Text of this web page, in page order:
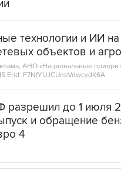
технологии и ИИ
объектов и
АНО «Национальные
Erid: F7NfYUJCUneVdwcydK6A
разрешил до 1 июля
и обращение
4